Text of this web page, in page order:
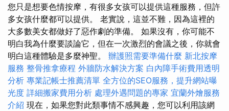
您只是想要色情按摩，有很多女孩可以提供這種服務，但許
多女孩什麼都可以提供。 老實說，這並不難，因為這裡的
大多數美女都做好了惡作劇的準備。 如果沒有，你可能不
明白我為什麼要談論它，但在一次激烈的會議之後，你就會
明白這種體驗是多麼神聖。 辦護照需要準備什麼 新北按摩
服務 整骨推拿療程 外牆防水解決方案 白內障手術費用透明
分析 專業記帳士推薦清單 全方位的SEO服務，提升網站曝
光度 詳細搬家費用分析 處理外遇問題的專家 宜蘭外燴服務
介紹 現在，如果您對此類事情不感興趣，您可以利用該網